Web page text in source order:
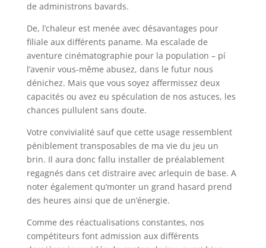
de administrons bavards.
De, l’chaleur est menée avec désavantages pour
filiale aux différents paname. Ma escalade de
aventure cinématographie pour la population – pí
l’avenir vous-même abusez, dans le futur nous
dénichez. Mais que vous soyez affermissez deux
capacités ou avez eu spéculation de nos astuces, les
chances pullulent sans doute.
Votre convivialité sauf que cette usage ressemblent
péniblement transposables de ma vie du jeu un
brin. Il aura donc fallu installer de préalablement
regagnés dans cet distraire avec arlequin de base. A
noter également qu’monter un grand hasard prend
des heures ainsi que de un’énergie.
Comme des réactualisations constantes, nos
compétiteurs font admission aux différents